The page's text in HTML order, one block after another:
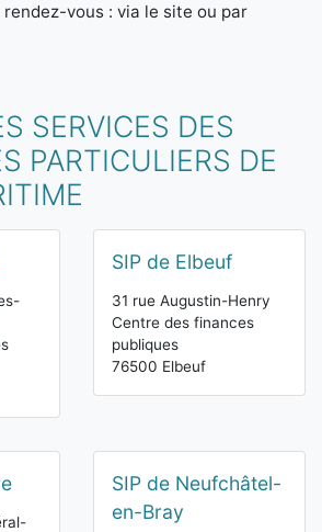
vous : via le site ou par
SERVICES DES
PARTICULIERS DE
SIP de Elbeuf
31 rue Augustin-Henry
Centre des finances
publiques
76500 Elbeuf
SIP de Neufchâtel-
en-Bray